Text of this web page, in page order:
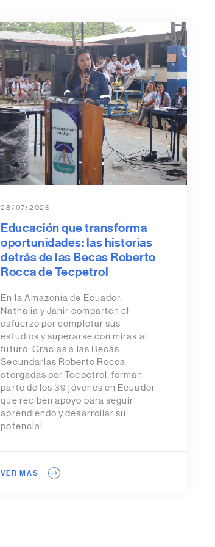
28/07/2026
Educación que transforma
oportunidades: las historias
detrás de las Becas Roberto
Rocca de Tecpetrol
En la Amazonía de Ecuador,
Nathalia y Jahir comparten el
esfuerzo por completar sus
estudios y superarse con miras al
futuro. Gracias a las Becas
Secundarias Roberto Rocca
otorgadas por Tecpetrol, forman
parte de los 39 jóvenes en Ecuador
que reciben apoyo para seguir
aprendiendo y desarrollar su
potencial.
VER MAS